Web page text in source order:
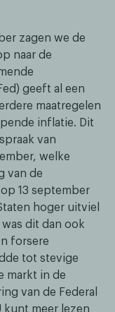
zagen we de
naar de
geeft al een
maatregelen
inflatie. Dit
van
welke
van de
13 september
hoger uitviel
dit dan ook
forsere
tot stevige
markt in de
van de Federal
kunt meer lezen